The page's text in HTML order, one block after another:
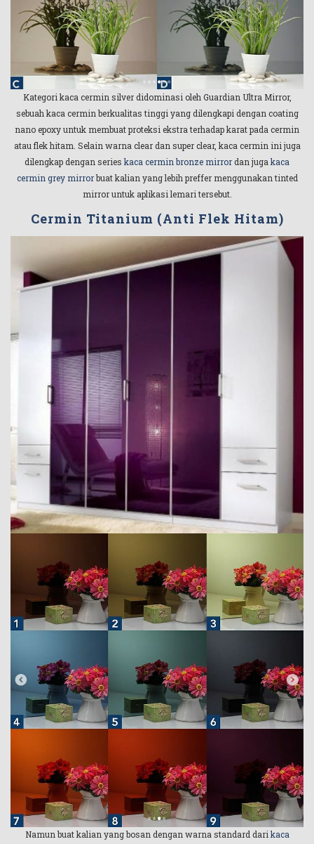
Kategori kaca cermin silver didominasi oleh Guardian Ultra Mirror,
sebuah kaca cermin berkualitas tinggi yang dilengkapi dengan coating
nano epoxy untuk membuat proteksi ekstra terhadap karat pada cermin
atau flek hitam. Selain warna clear dan super clear, kaca cermin ini juga
dilengkap dengan series kaca cermin bronze mirrordan juga kaca
cermin grey mirrorbuat kalian yang lebih preffer menggunakan tinted
mirror untuk aplikasi lemari tersebut.
Cermin Titanium (Anti Flek Hitam)
Namun buat kalian yang bosan dengan warna standard dari kaca